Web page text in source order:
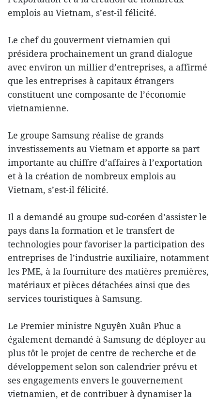
emplois au Vietnam, s’est-il félicité.
Le chef du gouverment vietnamien qui
présidera prochainement un grand dialogue
avec environ un millier d’entreprises, a affirmé
que les entreprises à capitaux étrangers
constituent une composante de l’économie
vietnamienne.
Le groupe Samsung réalise de grands
investissements au Vietnam et apporte sa part
importante au chiffre d’affaires à l’exportation
et à la création de nombreux emplois au
Vietnam, s’est-il félicité.
Il a demandé au groupe sud-coréen d’assister le
pays dans la formation et le transfert de
technologies pour favoriser la participation des
entreprises de l’industrie auxiliaire, notamment
les PME, à la fourniture des matières premières,
matériaux et pièces détachées ainsi que des
services touristiques à Samsung.
Le Premier ministre Nguyên Xuân Phuc a
également demandé à Samsung de déployer au
plus tôt le projet de centre de recherche et de
développement selon son calendrier prévu et
ses engagements envers le gouvernement
vietnamien, et de contribuer à dynamiser la